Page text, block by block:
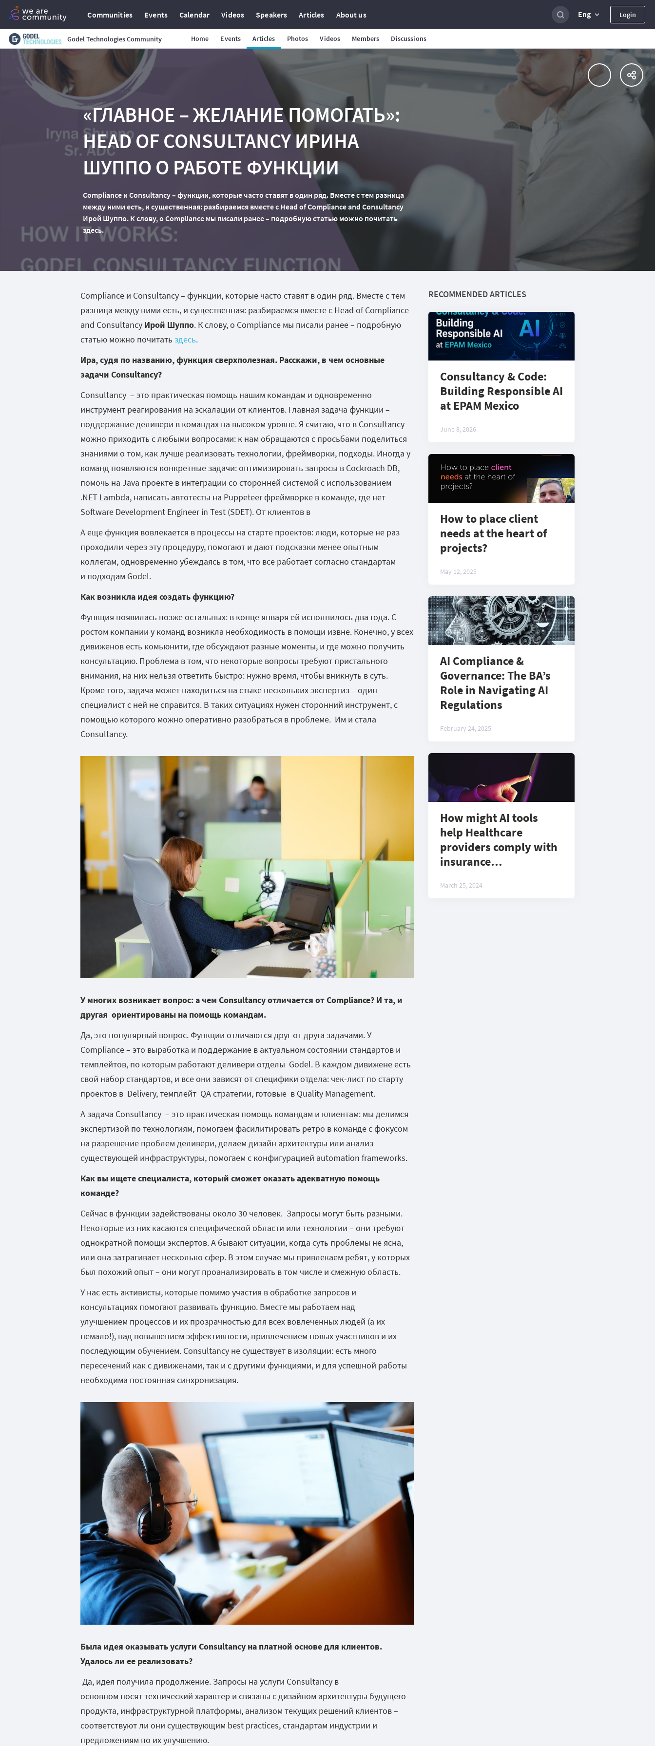
Communities Events Calendar Videos Speakers Articles About us Eng Login
Godel Technologies Community Home Events Articles Photos Videos Members Discussions
«ГЛАВНОЕ – ЖЕЛАНИЕ ПОМОГАТЬ»:
HEAD OF CONSULTANCY ИРИНА
ШУППО О РАБОТЕ ФУНКЦИИ
Compliance и Consultancy – функции, которые часто ставят в один ряд. Вместе с тем разница
между ними есть, и существенная: разбираемся вместе с Head of Compliance and Consultancy
Ирой Шуппо. К слову, о Compliance мы писали ранее – подробную статью можно почитать
здесь.
Compliance и Consultancy – функции, которые часто ставят в один ряд. Вместе с тем
разница между ними есть, и существенная: разбираемся вместе с Head of Compliance
and Consultancy Ирой Шуппо. К слову, о Compliance мы писали ранее – подробную
статью можно почитать здесь.
Ира, судя по названию, функция сверхполезная. Расскажи, в чем основные
задачи Consultancy?
Consultancy – это практическая помощь нашим командам и одновременно
инструмент реагирования на эскалации от клиентов. Главная задача функции –
поддержание деливери в командах на высоком уровне. Я считаю, что в Consultancy
можно приходить с любыми вопросами: к нам обращаются с просьбами поделиться
знаниями о том, как лучше реализовать технологии, фреймворки, подходы. Иногда у
команд появляются конкретные задачи: оптимизировать запросы в Cockroach DB,
помочь на Java проекте в интеграции со сторонней системой с использованием
.NET Lambda, написать автотесты на Puppeteer фреймворке в команде, где нет
Software Development Engineer in Test (SDET). От клиентов в
А еще функция вовлекается в процессы на старте проектов: люди, которые не раз
проходили через эту процедуру, помогают и дают подсказки менее опытным
коллегам, одновременно убеждаясь в том, что все работает согласно стандартам
и подходам Godel.
Как возникла идея создать функцию?
Функция появилась позже остальных: в конце января ей исполнилось два года. С
ростом компании у команд возникла необходимость в помощи извне. Конечно, у всех
дивиженов есть комьюнити, где обсуждают разные моменты, и где можно получить
консультацию. Проблема в том, что некоторые вопросы требуют пристального
внимания, на них нельзя ответить быстро: нужно время, чтобы вникнуть в суть.
Кроме того, задача может находиться на стыке нескольких экспертиз – один
специалист с ней не справится. В таких ситуациях нужен сторонний инструмент, с
помощью которого можно оперативно разобраться в проблеме. Им и стала
Consultancy.
У многих возникает вопрос: а чем Consultancyотличается отCompliance? И та, и
другая ориентированы на помощь командам.
Да, это популярный вопрос. Функции отличаются друг от друга задачами. У
Compliance – это выработка и поддержание в актуальном состоянии стандартов и
темплейтов, по которым работают деливери отделы Godel. В каждом дивижене есть
свой набор стандартов, и все они зависят от специфики отдела: чек-лист по старту
проектов в Delivery, темплейт QA стратегии, готовые в Quality Management.
А задача Consultancy – это практическая помощь командам и клиентам: мы делимся
экспертизой по технологиям, помогаем фасилитировать ретро в команде с фокусом
на разрешение проблем деливери, делаем дизайн архитектуры или анализ
существующей инфраструктуры, помогаем с конфигурацией automation frameworks.
Как вы ищетеспециалиста, который сможет оказать адекватную помощь
команде?
Сейчас в функции задействованы около 30 человек. Запросы могут быть разными.
Некоторые из них касаются специфической области или технологии – они требуют
однократной помощи экспертов. А бывают ситуации, когда суть проблемы не ясна,
или она затрагивает несколько сфер. В этом случае мы привлекаем ребят, у которых
был похожий опыт – они могут проанализировать в том числе и смежную область.
У нас есть активисты, которые помимо участия в обработке запросов и
консультациях помогают развивать функцию. Вместе мы работаем над
улучшением процессов и их прозрачностью для всех вовлеченных людей (а их
немало!), над повышением эффективности, привлечением новых участников и их
последующим обучением. Consultancy не существует в изоляции: есть много
пересечений как с дивиженами, так и с другими функциями, и для успешной работы
необходима постоянная синхронизация.
Была идея оказывать услуги Consultancy на платной основе для клиентов.
Удалось ли ее реализовать?
Да, идея получила продолжение. Запросы на услуги Consultancy в
основном носят технический характер и связаны с дизайном архитектуры будущего
продукта, инфраструктурной платформы, анализом текущих решений клиентов –
соответствуют ли они существующим best practices, стандартам индустрии и
предложениям по их улучшению.
RECOMMENDED ARTICLES
Consultancy & Code:
Building Responsible AI
at EPAM Mexico
June 8, 2026
How to place client
needs at the heart of
projects?
May 12, 2025
AI Compliance &
Governance: The BA’s
Role in Navigating AI
Regulations
February 24, 2025
How might AI tools
help Healthcare
providers comply with
insurance
March 25, 2024